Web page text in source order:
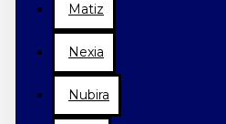
Matiz
Nexia
Nubira